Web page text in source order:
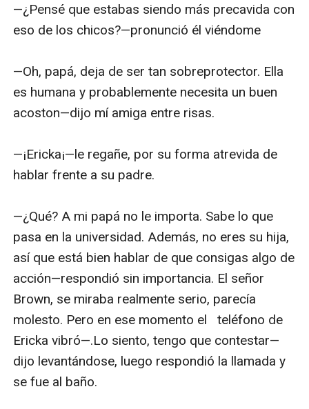
ritmo —. ¡Joder!— gemí en voz baja. Deseaba
morder con mis dientes sus pezones hasta
se volvieron más rápidos, más bruscos,
mientras yo   hacía lo mismo. Mis bolas se
comenzaron a tensar. La base de mi columna se
placer. Luego ella abrió su boca, inclinó su
cabeza  hacia atrás mientras gemía fuertemente
nombre  salió  sus labios, eso me excitó aún
más,  no pude evitar correrme, el semen se
comenzó a derramar  por toda mi mano.
En el momento en que la ráfaga de mi orgasmo
inmediato mí computadora portátil de golpe,
desconectando la llamada. No podía creer que
—¿Pensé que estabas siendo más precavida con
eso de los chicos?—pronunció él viéndome
—Oh, papá, deja de ser tan sobreprotector. Ella
es humana y probablemente necesita un buen
acoston—dijo mí amiga entre risas.
—¡Ericka¡—le regañe, por su forma atrevida de
hablar frente a su padre.
—¿Qué? A mi papá no le importa. Sabe lo que
pasa en la universidad. Además, no eres su hija,
así que está bien hablar de que consigas algo de
acción—respondió sin importancia. El señor
Brown, se miraba realmente serio, parecía
molesto. Pero en ese momento el   teléfono de
Ericka vibró—.Lo siento, tengo que contestar—
dijo levantándose, luego respondió la llamada y
se fue al baño.